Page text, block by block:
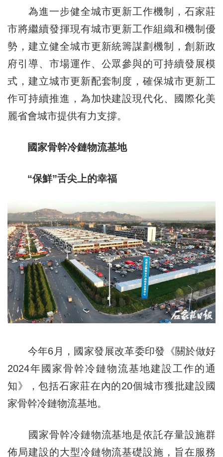
為進一步健全城市更新工作機制，石家莊
市將繼續發揮現有城市更新工作組織和機制優
勢，建立健全城市更新統籌謀劃機制，創新政
府引導、市場運作、公眾參與的可持續發展模
式，建立城市更新配套制度，確保城市更新工
作可持續推進，為加快建設現代化、國際化美
麗省會城市提供有力支撐。
國家骨幹冷鏈物流基地
“保鮮”舌尖上的幸福
今年6月，國家發展改革委印發《關於做好
2024年國家骨幹冷鏈物流基地建設工作的通
知》，包括石家莊在內的20個城市獲批建設國
家骨幹冷鏈物流基地。
國家骨幹冷鏈物流基地是依託存量設施群
佈局建設的大型冷鏈物流基礎設施，旨在服務